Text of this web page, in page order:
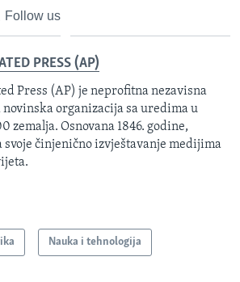
Follow us
PRESS (AP)
Press (AP) je neprofitna nezavisna
novinska organizacija sa uredima u
zemalja. Osnovana 1846. godine,
svoje činjenično izvještavanje medijima
Nauka i tehnologija